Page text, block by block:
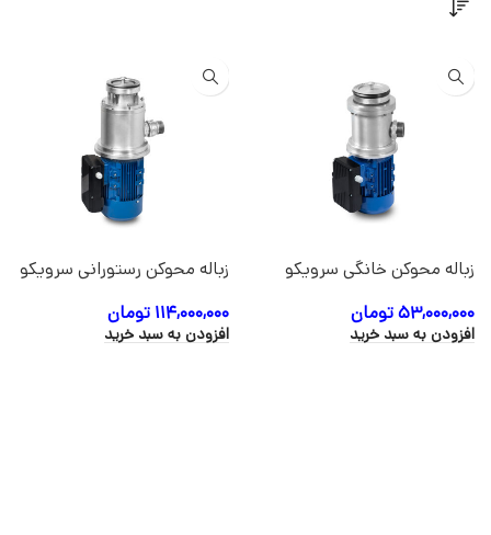
جدید
زباله محوکن خانگی سرویکو
۵۳,۰۰۰,۰۰۰تومان
افزودن به سبد خرید
جدید
زباله محوکن رستورانی سرویکو
۱۱۴,۰۰۰,۰۰۰ تومان
افزودن به سبد خرید